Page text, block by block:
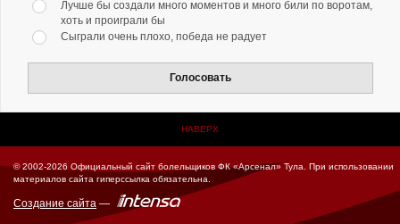
Лучше бы создали много моментов и много били по воротам,
хоть и проиграли бы
Сыграли очень плохо, победа не радует
Голосовать
НАВЕРХ
© 2002-2026 Официальный сайт болельщиков ФК «Арсенал» Тула.
При использовании
материалов сайта гиперссылка обязательна.
Создание сайта —